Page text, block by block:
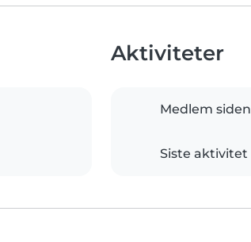
Aktiviteter
Medlem siden
Siste aktivitet